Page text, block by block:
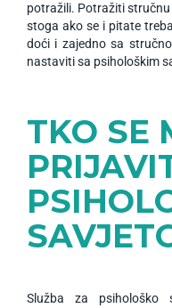
potražili. Potražiti stručnu
stoga ako se i pitate
doći i zajedno sa
nastaviti sa psihološkim
TKO SE
Služba za psihološko